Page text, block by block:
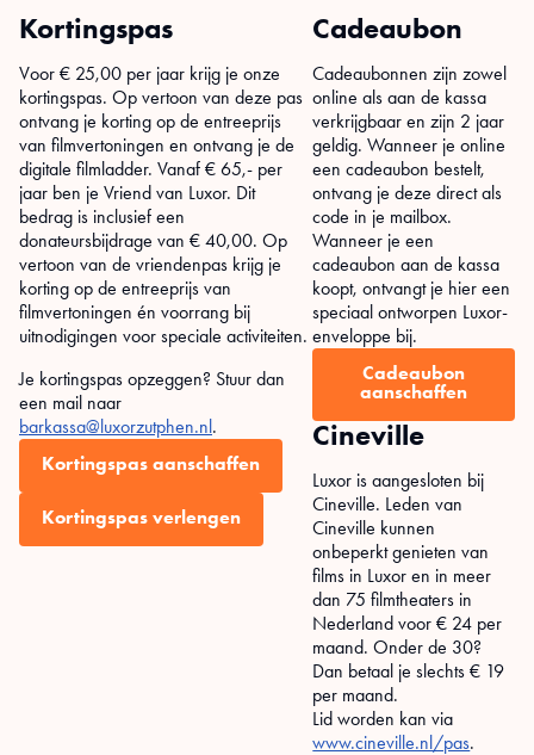
Kortingspas
Voor € 25,00 per jaar krijg je onze
kortingspas. Op vertoon van deze pas
ontvang je korting op de entreeprijs
van filmvertoningen en ontvang je de
digitale filmladder. Vanaf € 65,- per
jaar ben je Vriend van Luxor. Dit
bedrag is inclusief een
donateursbijdrage van € 40,00. Op
vertoon van de vriendenpas krijg je
korting op de entreeprijs van
filmvertoningen én voorrang bij
uitnodigingen voor speciale activiteiten.
Je kortingspas opzeggen? Stuur dan
een mail naar
barkassa@luxorzutphen.nl .
Kortingspas aanschaffen
Kortingspas verlengen
Cadeaubon
Cadeaubonnen zijn zowel
online als aan de kassa
verkrijgbaar en zijn 2 jaar
geldig. Wanneer je online
een cadeaubon bestelt,
ontvang je deze direct als
code in je mailbox.
Wanneer je een
cadeaubon aan de kassa
koopt, ontvangt je hier een
speciaal ontworpen Luxor-
enveloppe bij.
Cadeaubon
aanschaffen
Cineville
Luxor is aangesloten bij
Cineville. Leden van
Cineville kunnen
onbeperkt genieten van
films in Luxor en in meer
dan 75 filmtheaters in
Nederland voor € 24 per
maand. Onder de 30?
Dan betaal je slechts € 19
per maand.
Lid worden kan via
www.cineville.nl/pas.